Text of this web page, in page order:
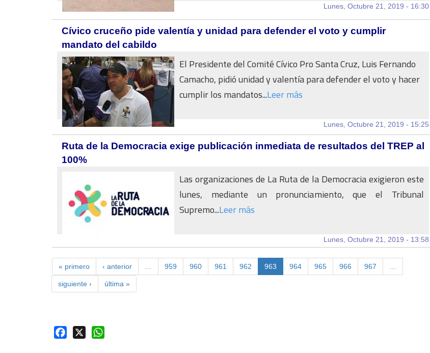
Lunes, Octubre 21, 2019 - 16:30
Cívico cruceño pide valentía y unidad para defender el voto y cumplir
mandato del cabildo
El Presidente del Comité Cívico Pro Santa Cruz, Luis Fernando
Camacho, pidió unidad y valentía para defender el voto y hacer
cumplir los mandatos...Leer más
Lunes, Octubre 21, 2019 - 15:25
Ruta de la Democracia exige publicación inmediata de resultados del TREP al
100%
Las organizaciones de La Ruta de la Democracia exigieron este
lunes, mediante un pronunciamiento, que el Tribunal
Supremo...Leer más
Lunes, Octubre 21, 2019 - 13:58
« primero ‹ anterior 959 960 961 962 963 964 965 966 967
siguiente › última »
Facebook